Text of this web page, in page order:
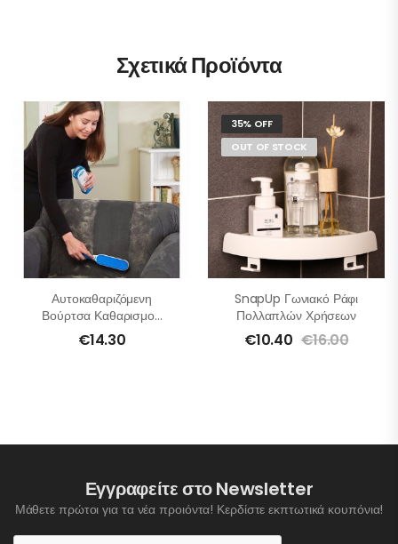
Σχετικά Προϊόντα
Αυτοκαθαριζόμενη
Βούρτσα Καθαρισμού
Για Τρίχες Κατοικίδιων
€14.30
35% OFF
OUT OF STOCK
SnapUp Γωνιακό Ράφι
Πολλαπλών Χρήσεων
€10.40 €16.00
Εγγραφείτε στο Newsletter
Μάθετε πρώτοι για τα νέα προιόντα! Κερδίστε εκπτωτικά κουπόνια!